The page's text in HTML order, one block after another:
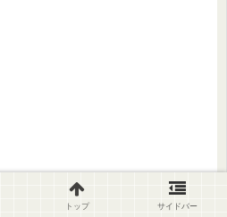
トップ サイドバー